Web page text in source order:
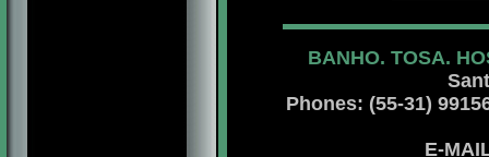
BANHO. TOSA.
Phones: (55-31)
E-